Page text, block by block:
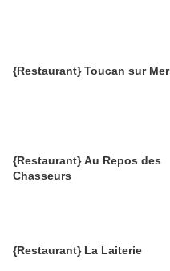
{Restaurant} Toucan sur Mer
{Restaurant} Au Repos des
Chasseurs
{Restaurant} La Laiterie